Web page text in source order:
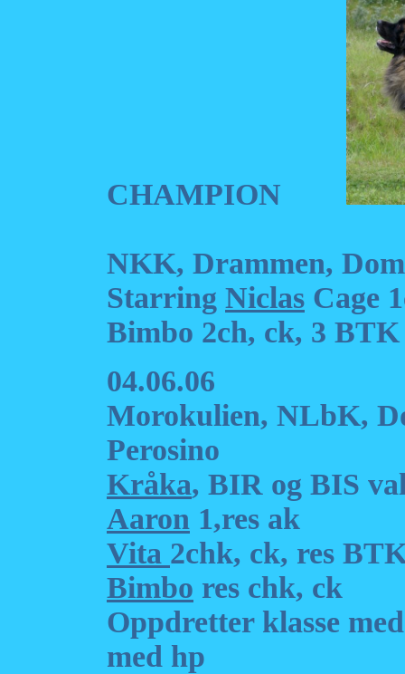
CHAMPION
NKK, Drammen,
Starring Niclas Cage
Bimbo 2ch, ck, 3 BTK
04.06.06
Morokulien, NLbK,
Perosino
Kråka, BIR og
Aaron 1,res ak
Vita 2chk, ck, res
Bimbo res chk, ck
Oppdretter klasse
med hp